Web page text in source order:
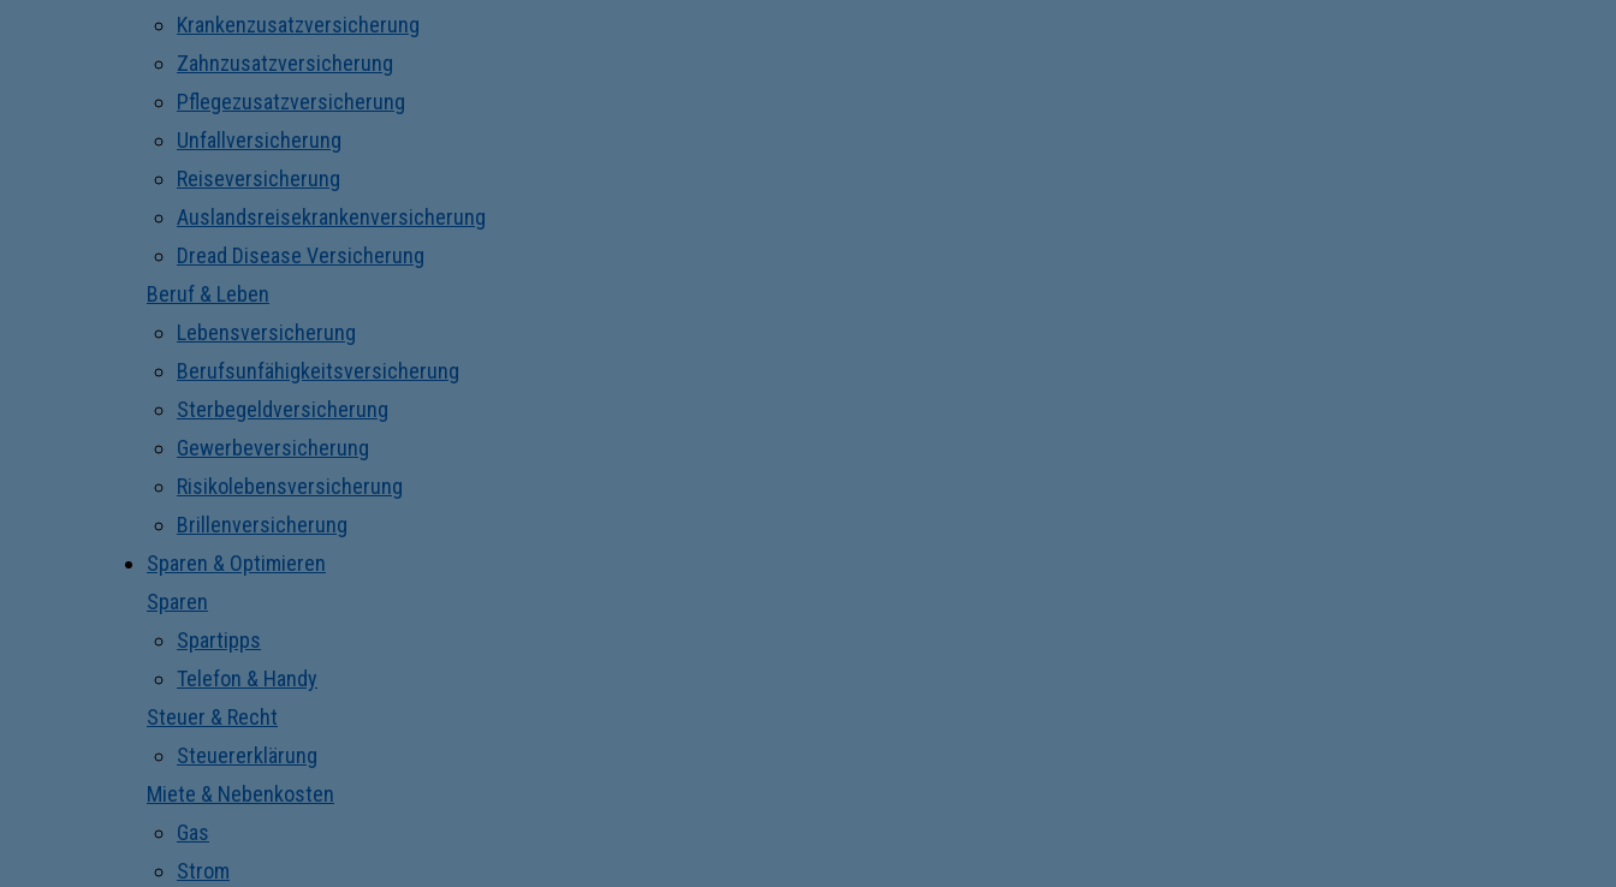
Krankenzusatzversicherung
Zahnzusatzversicherung
Pflegezusatzversicherung
Unfallversicherung
Reiseversicherung
Auslandsreisekrankenversicherung
Dread Disease Versicherung
Beruf & Leben
Lebensversicherung
Berufsunfähigkeitsversicherung
Sterbegeldversicherung
Gewerbeversicherung
Risikolebensversicherung
Brillenversicherung
Sparen & Optimieren
Sparen
Spartipps
Telefon & Handy
Steuer & Recht
Steuererklärung
Miete & Nebenkosten
Gas
Strom